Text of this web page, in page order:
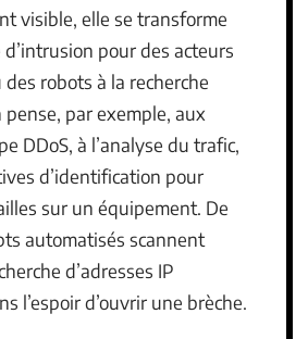
visible, elle se transforme
pour des acteurs
robots à la recherche
pense, par exemple, aux
DDoS, à l’analyse du trafic,
d’identification pour
sur un équipement. De
automatisés scannent
d’adresses IP
l’espoir d’ouvrir une brèche.